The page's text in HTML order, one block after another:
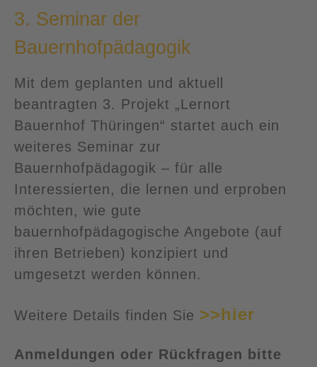
3. Seminar der
Bauernhofpädagogik
Mit dem geplanten und aktuell
beantragten 3. Projekt „Lernort
Bauernhof Thüringen“ startet auch ein
weiteres Seminar zur
Bauernhofpädagogik – für alle
Interessierten, die lernen und erproben
möchten, wie gute
bauernhofpädagogische Angebote (auf
ihren Betrieben) konzipiert und
umgesetzt werden können.
Weitere Details finden Sie >>hier
Anmeldungen oder Rückfragen bitte